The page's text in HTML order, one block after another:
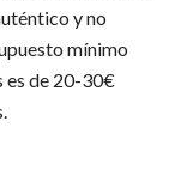
y no
mínimo
es de 20-30€